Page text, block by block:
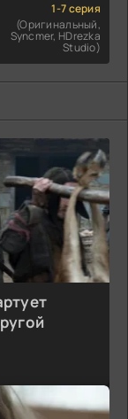
1-7 серия
(Оригинальный,
Syncmer, HDrezka
Studio)